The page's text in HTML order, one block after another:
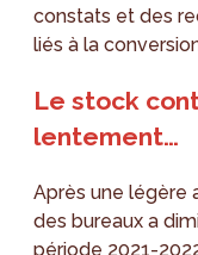
constats et des
liés à la
Le stock
lentement…
Après une légère
des bureaux a
période 2021-